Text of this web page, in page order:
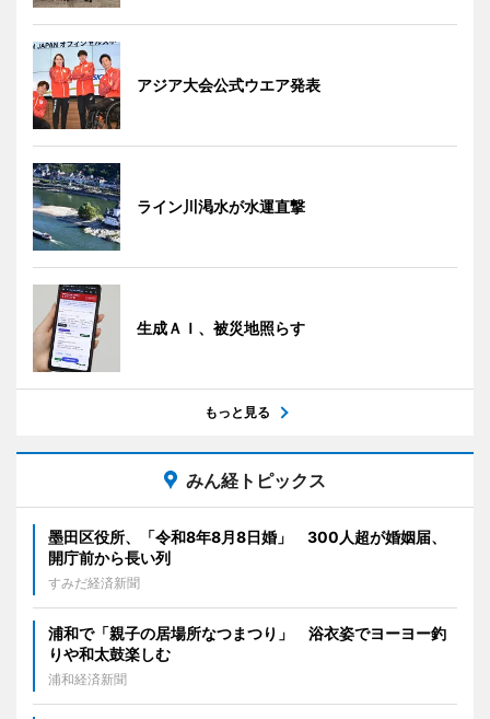
アジア大会公式ウエア発表
ライン川渇水が水運直撃
生成ＡＩ、被災地照らす
もっと見る
みん経トピックス
墨田区役所、「令和8年8月8日婚」 300人超が婚姻届、
開庁前から長い列
すみだ経済新聞
浦和で「親子の居場所なつまつり」 浴衣姿でヨーヨー釣
りや和太鼓楽しむ
浦和経済新聞